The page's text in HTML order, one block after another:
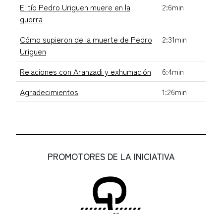
El tío Pedro Uriguen muere en la
guerra
2:6min
Cómo supieron de la muerte de Pedro
Uriguen
2:31min
Relaciones con Aranzadi y exhumación
6:4min
Agradecimientos
1:26min
PROMOTORES DE LA INICIATIVA